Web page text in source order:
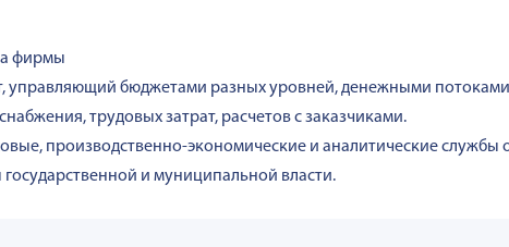
фирмы
управляющий бюджетами разных уровней, денежными
трудовых затрат, расчетов с заказчиками.
производственно-экономические и аналитические службы
и муниципальной власти.